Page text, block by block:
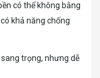
có thể không bằng
khả năng chống
trọng, nhưng dễ